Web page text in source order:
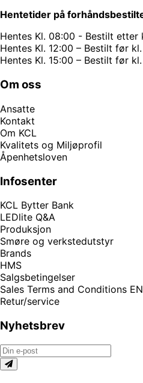
Hentetider på
Hentes Kl. 08:00 - Bestilt etter
Hentes Kl. 12:00 – Bestilt før
Hentes Kl. 15:00 – Bestilt før
Om oss
Ansatte
Kontakt
Om KCL
Kvalitets og Miljøprofil
Åpenhetsloven
Infosenter
KCL Bytter Bank
LEDlite Q&A
Produksjon
Smøre og verkstedutstyr
Brands
HMS
Salgsbetingelser
Sales Terms and Conditions EN
Retur/service
Nyhetsbrev